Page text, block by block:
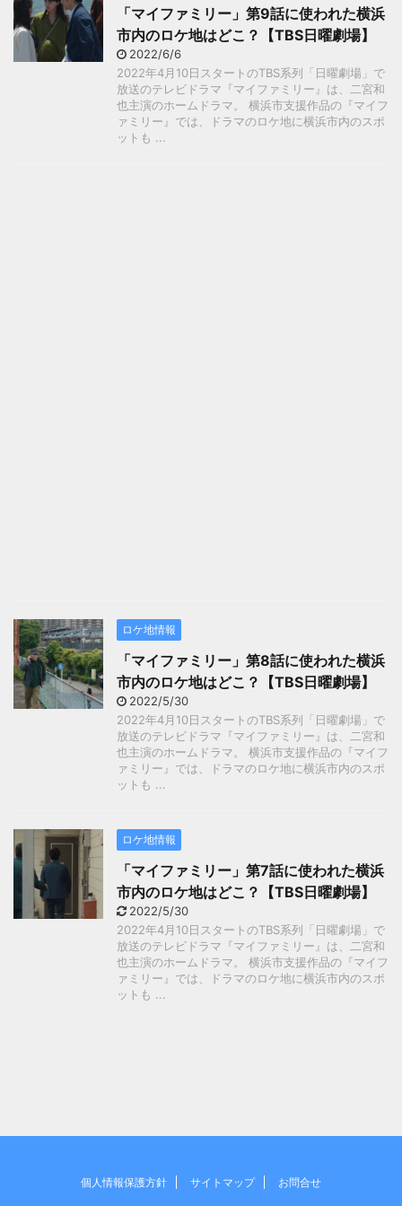
「マイファミリー」第9話に使われた横浜
市内のロケ地はどこ？【TBS日曜劇場】
2022/6/6
2022年4月10日スタートのTBS系列「日曜劇場」で
放送のテレビドラマ『マイファミリー』は、二宮和
也主演のホームドラマ。 横浜市支援作品の『マイフ
ァミリー』では、ドラマのロケ地に横浜市内のスポ
ットも ...
ロケ地情報
「マイファミリー」第8話に使われた横浜
市内のロケ地はどこ？【TBS日曜劇場】
2022/5/30
2022年4月10日スタートのTBS系列「日曜劇場」で
放送のテレビドラマ『マイファミリー』は、二宮和
也主演のホームドラマ。 横浜市支援作品の『マイフ
ァミリー』では、ドラマのロケ地に横浜市内のスポ
ットも ...
ロケ地情報
「マイファミリー」第7話に使われた横浜
市内のロケ地はどこ？【TBS日曜劇場】
2022/5/30
2022年4月10日スタートのTBS系列「日曜劇場」で
放送のテレビドラマ『マイファミリー』は、二宮和
也主演のホームドラマ。 横浜市支援作品の『マイフ
ァミリー』では、ドラマのロケ地に横浜市内のスポ
ットも ...
個人情報保護方針 サイトマップ お問合せ